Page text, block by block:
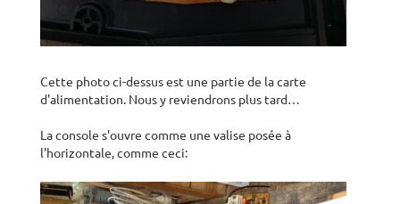
Cette photo ci-dessus est une partie de la carte
d'alimentation. Nous y reviendrons plus tard…
La console s'ouvre comme une valise posée à
l'horizontale, comme ceci: